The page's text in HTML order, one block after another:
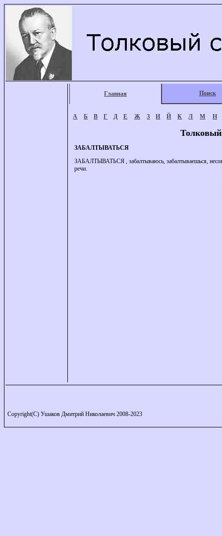
Главная Поиск
А Б В Г Д Е Ж З И Й К Л М Н
ЗАБАЛТЫВАТЬСЯ
ЗАБАЛТЫВАТЬСЯ , забалтываюсь, забалтываешься,
речи.
Copyright(C) Ушаков Дмитрий Николаевич 2008-2023